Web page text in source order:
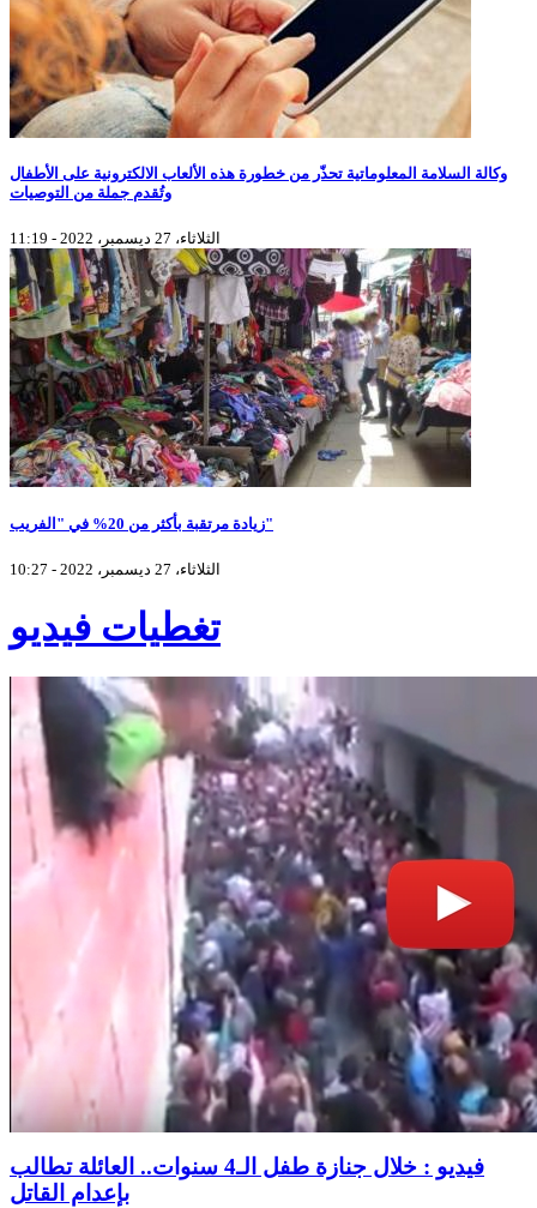
وكالة السلامة المعلوماتية تحذّر من خطورة هذه الألعاب الالكترونية على الأطفال
وتُقدم جملة من التوصيات
الثلاثاء، 27 ديسمبر، 2022 - 11:19
زيادة مرتقبة بأكثر من 20% في "الفريب"
الثلاثاء، 27 ديسمبر، 2022 - 10:27
تغطيات فيديو
فيديو : خلال جنازة طفل الـ4 سنوات.. العائلة تطالب
بإعدام القاتل